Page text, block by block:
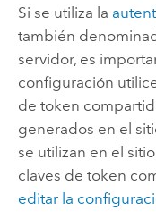
Si se utiliza la
también
servidor, es
configuración
de token
generados en el
se utilizan en el
claves de token
editar la